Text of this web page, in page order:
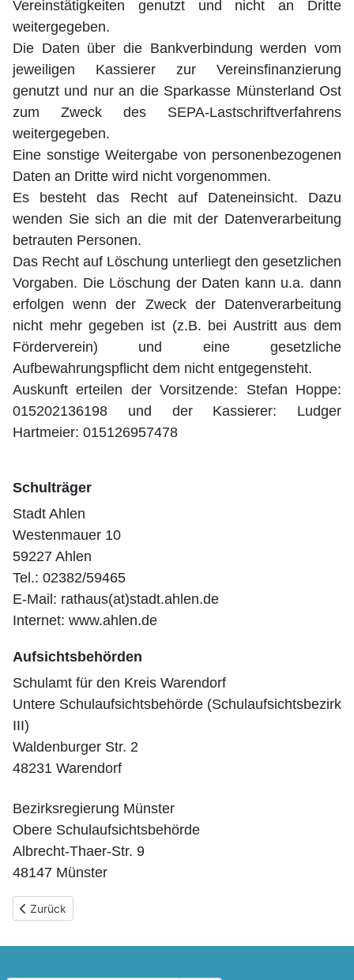
Vereinstätigkeiten genutzt und nicht an Dritte
weitergegeben.
Die Daten über die Bankverbindung werden vom
jeweiligen Kassierer zur Vereinsfinanzierung
genutzt und nur an die Sparkasse Münsterland Ost
zum Zweck des SEPA-Lastschriftverfahrens
weitergegeben.
Eine sonstige Weitergabe von personenbezogenen
Daten an Dritte wird nicht vorgenommen.
Es besteht das Recht auf Dateneinsicht. Dazu
wenden Sie sich an die mit der Datenverarbeitung
betrauten Personen.
Das Recht auf Löschung unterliegt den gesetzlichen
Vorgaben. Die Löschung der Daten kann u.a. dann
erfolgen wenn der Zweck der Datenverarbeitung
nicht mehr gegeben ist (z.B. bei Austritt aus dem
Förderverein) und eine gesetzliche
Aufbewahrungspflicht dem nicht entgegensteht.
Auskunft erteilen der Vorsitzende: Stefan Hoppe:
015202136198 und der Kassierer: Ludger
Hartmeier: 015126957478
Schulträger
Stadt Ahlen
Westenmauer 10
59227 Ahlen
Tel.: 02382/59465
E-Mail: rathaus(at)stadt.ahlen.de
Internet: www.ahlen.de
Aufsichtsbehörden
Schulamt für den Kreis Warendorf
Untere Schulaufsichtsbehörde (Schulaufsichtsbezirk
III)
Waldenburger Str. 2
48231 Warendorf
Bezirksregierung Münster
Obere Schulaufsichtsbehörde
Albrecht-Thaer-Str. 9
48147 Münster
Vorheriger Beitrag: Start des Förderprogramms "Startchance
Zurück